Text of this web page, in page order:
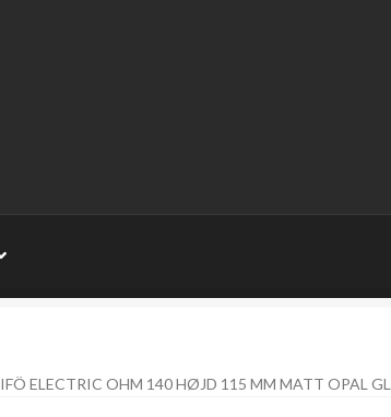
IFÖ ELECTRIC OHM 140 HØJD 115 MM MATT OPAL